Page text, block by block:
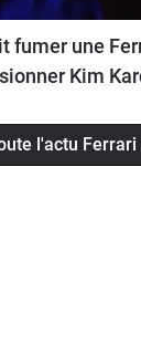
fumer une
Kim
l'actu Ferrari